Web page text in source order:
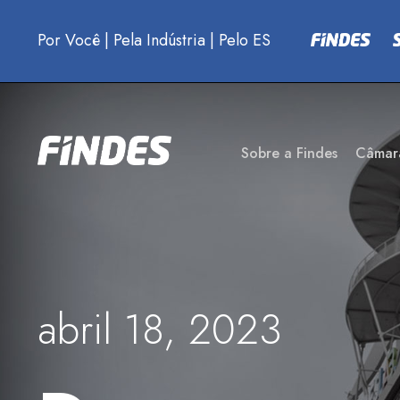
Por Você | Pela Indústria | Pelo ES
Sobre a Findes
abril 18, 2023